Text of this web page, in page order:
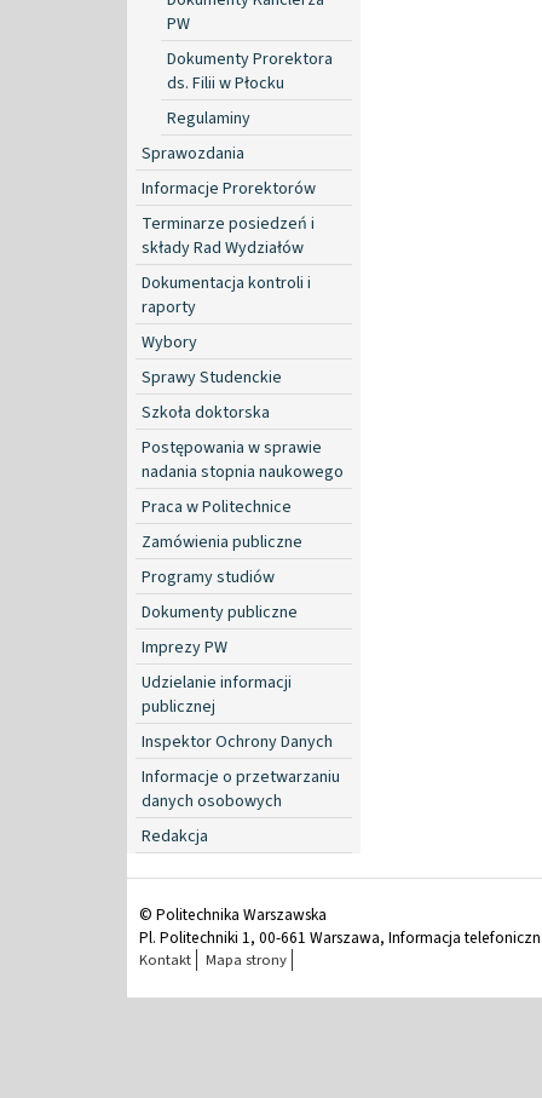
PW
Dokumenty Prorektora
ds. Filii w Płocku
Regulaminy
Sprawozdania
Informacje Prorektorów
Terminarze posiedzeń i
składy Rad Wydziałów
Dokumentacja kontroli i
raporty
Wybory
Sprawy Studenckie
Szkoła doktorska
Postępowania w sprawie
nadania stopnia naukowego
Praca w Politechnice
Zamówienia publiczne
Programy studiów
Dokumenty publiczne
Imprezy PW
Udzielanie informacji
publicznej
Inspektor Ochrony Danych
Informacje o przetwarzaniu
danych osobowych
Redakcja
© Politechnika Warszawska
Pl. Politechniki 1, 00-661 Warszawa, Informacja
Kontakt Mapa strony